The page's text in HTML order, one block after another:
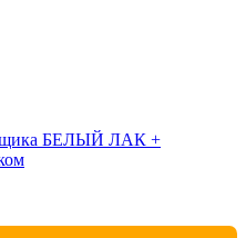
ящика БЕЛЫЙ ЛАК +